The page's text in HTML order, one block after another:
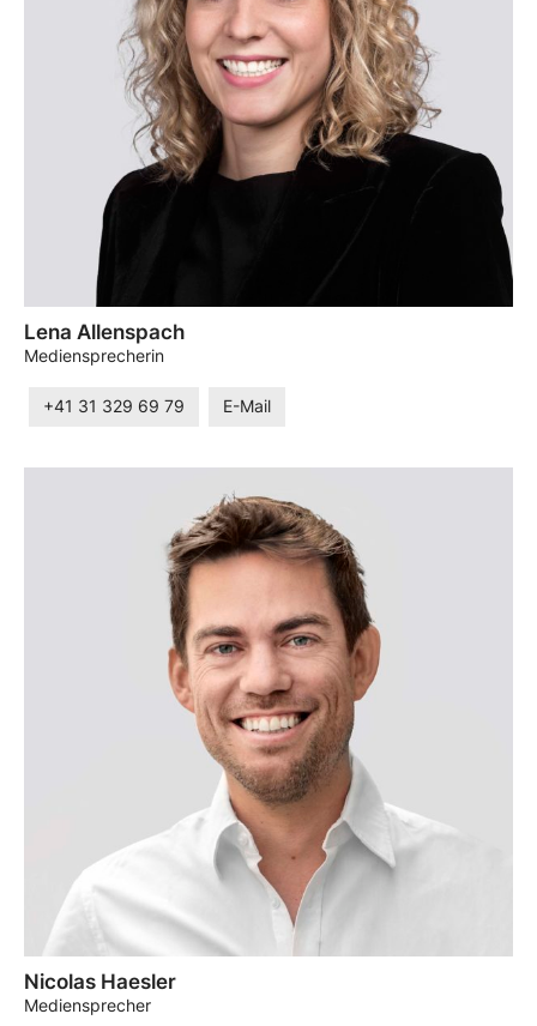
Lena Allenspach
Mediensprecherin
+41 31 329 69 79 E-Mail
Nicolas Haesler
Mediensprecher